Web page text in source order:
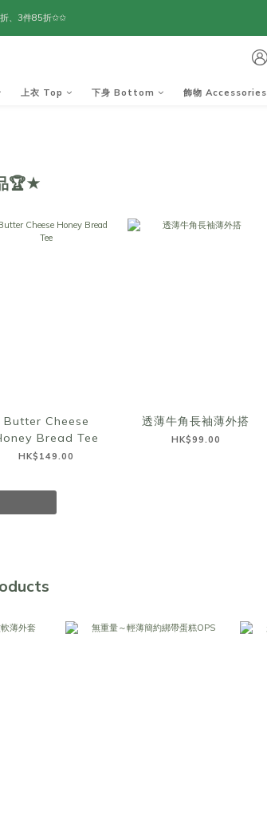
、3件85折✩✩
上衣 Top 下身 Bottom 飾物 Accessories
🏆★
Butter Cheese
Bread Tee
HK$149.00
透薄牛角長袖薄外搭
HK$99.00